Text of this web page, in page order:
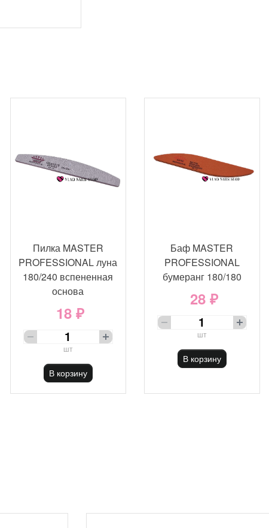
Пилка MASTER
PROFESSIONAL луна
180/240 вспененная
основа
18 ₽
шт
В корзину
Баф MASTER
PROFESSIONAL
бумеранг 180/180
28 ₽
шт
В корзину